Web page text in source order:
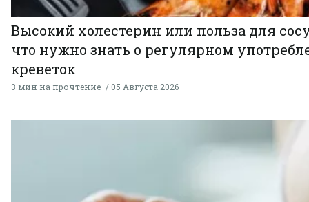
Высокий холестерин или польза для
что нужно знать о регулярном
креветок
3 мин на прочтение 05 Августа 2026